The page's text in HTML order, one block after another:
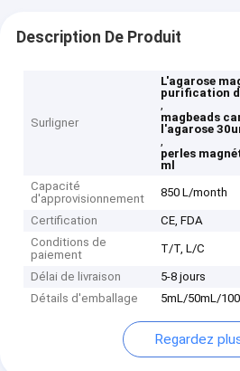
Description De Produit
Surligner
L'agarose
purification
,
magbeads
l'agarose
,
perles
ml
Capacité
d'approvisionnement
850 L/month
Certification
CE, FDA
Conditions de
paiement
T/T, L/C
Délai de livraison
5-8 jours
Détails d'emballage
5mL/50mL/
Regardez